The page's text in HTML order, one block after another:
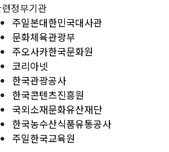
정부기관
주일본대한민국대사관
문화체육관광부
주오사카한국문화원
코리아넷
한국관광공사
한국콘텐츠진흥원
국외소재문화유산재단
한국농수산식품유통공사
주일한국교육원